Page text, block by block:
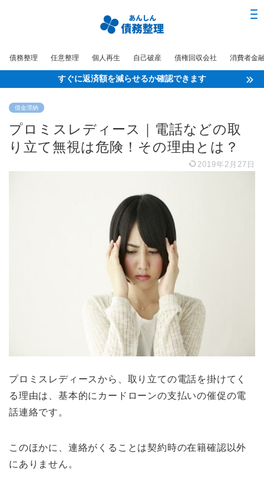
債務整理 任意整理 個人再生 自己破産 債権回収会社 消費者金
すぐに返済額を減らせるか確認できます
借金滞納
プロミスレディース｜電話などの取
り立て無視は危険！その理由とは？
2019年2月27日
プロミスレディースから、取り立ての電話を掛けてく
る理由は、基本的にカードローンの支払いの催促の電
話連絡です。
このほかに、連絡がくることは契約時の在籍確認以外
にありません。